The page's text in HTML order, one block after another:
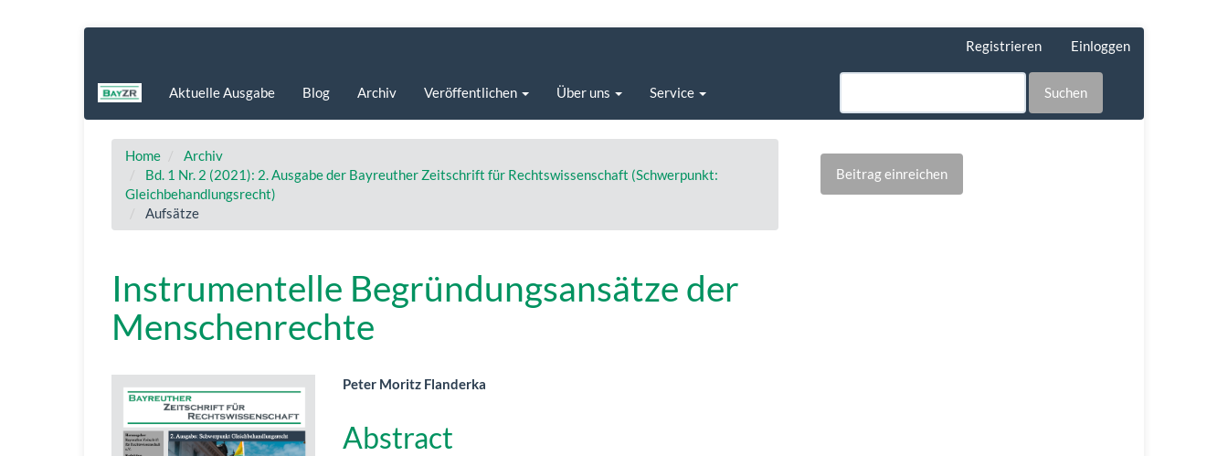
Registrieren Einloggen
Aktuelle Ausgabe Blog Archiv Veröffentlichen Über uns Service Suchen
Home
Archiv
Bd. 1 Nr. 2 (2021): 2. Ausgabe der Bayreuther Zeitschrift für Rechtswissenschaft (Schwerpunkt:
Gleichbehandlungsrecht)
Aufsätze
Instrumentelle Begründungsansätze der
Menschenrechte
Artikel-
Sidebar
Hauptsächlicher
Artikelinhalt
Peter Moritz Flanderka
Abstract
Beitrag einreichen